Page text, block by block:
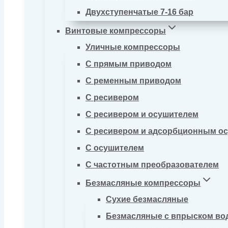
Двухступенчатые 7-16 бар
Винтовые компрессоры
Уличные компрессоры
С прямым приводом
С ременным приводом
С ресивером
С ресивером и осушителем
С ресивером и адсорбционным
С осушителем
С частотным преобразователем
Безмасляные компрессоры
Сухие безмасляные
Безмасляные с впрыском